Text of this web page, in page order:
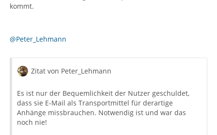
kommt.
@Peter_Lehmann
Zitat von Peter_Lehmann
Es ist nur der Bequemlichkeit der Nutzer geschuldet,
dass sie E-Mail als Transportmittel für derartige
Anhänge missbrauchen. Notwendig ist und war das
noch nie!